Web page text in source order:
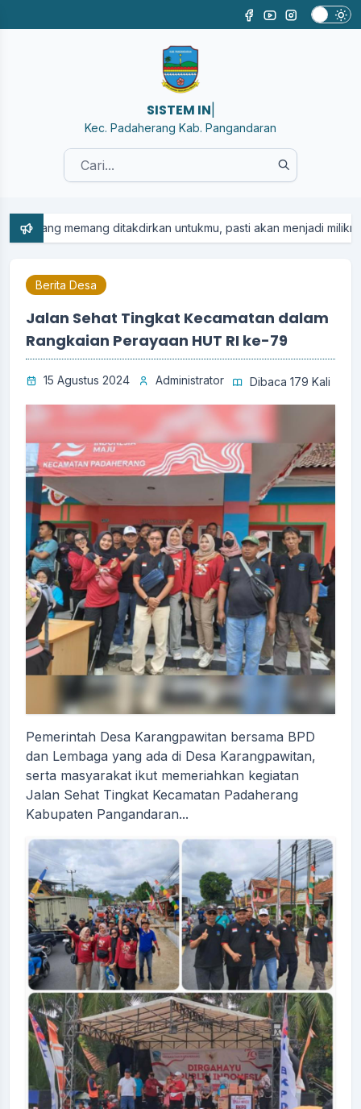
SISTEM INFORMASI
Kec. Padaherang Kab. Pangandaran
ditakdirkan untukmu, pasti akan menjadi milikmu... Dan
Berita Desa
Jalan Sehat Tingkat Kecamatan dalam
Rangkaian Perayaan HUT RI ke-79
15 Agustus 2024 Administrator Dibaca 179 Kali
Pemerintah Desa Karangpawitan bersama BPD
dan Lembaga yang ada di Desa Karangpawitan,
serta masyarakat ikut memeriahkan kegiatan
Jalan Sehat Tingkat Kecamatan Padaherang
Kabupaten Pangandaran...